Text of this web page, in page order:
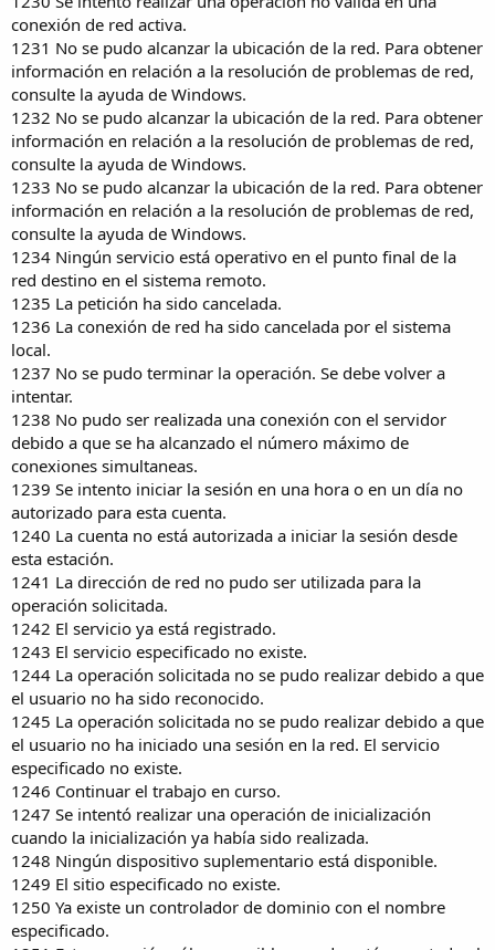
conexión de red activa.
1231 No se pudo alcanzar la ubicación de la red. Para obtener
información en relación a la resolución de problemas de red,
consulte la ayuda de Windows.
1232 No se pudo alcanzar la ubicación de la red. Para obtener
información en relación a la resolución de problemas de red,
consulte la ayuda de Windows.
1233 No se pudo alcanzar la ubicación de la red. Para obtener
información en relación a la resolución de problemas de red,
consulte la ayuda de Windows.
1234 Ningún servicio está operativo en el punto final de la
red destino en el sistema remoto.
1235 La petición ha sido cancelada.
1236 La conexión de red ha sido cancelada por el sistema
local.
1237 No se pudo terminar la operación. Se debe volver a
intentar.
1238 No pudo ser realizada una conexión con el servidor
debido a que se ha alcanzado el número máximo de
conexiones simultaneas.
1239 Se intento iniciar la sesión en una hora o en un día no
autorizado para esta cuenta.
1240 La cuenta no está autorizada a iniciar la sesión desde
esta estación.
1241 La dirección de red no pudo ser utilizada para la
operación solicitada.
1242 El servicio ya está registrado.
1243 El servicio especificado no existe.
1244 La operación solicitada no se pudo realizar debido a que
el usuario no ha sido reconocido.
1245 La operación solicitada no se pudo realizar debido a que
el usuario no ha iniciado una sesión en la red. El servicio
especificado no existe.
1246 Continuar el trabajo en curso.
1247 Se intentó realizar una operación de inicialización
cuando la inicialización ya había sido realizada.
1248 Ningún dispositivo suplementario está disponible.
1249 El sitio especificado no existe.
1250 Ya existe un controlador de dominio con el nombre
especificado.